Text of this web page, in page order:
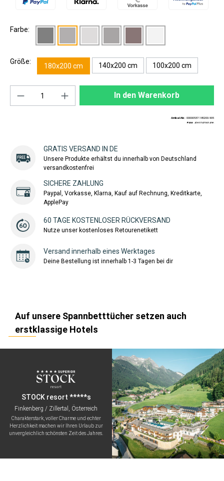
Farbe:
Größe:
180x200 cm 140x200 cm 100x200 cm
Produkt Anzahl: Gib den gewünschten
In den Warenkorb
Artikel-Nr.: 00000537-180200-905
EAN: 4260747991436
GRATIS VERSAND IN DE
Unsere Produkte erhältst du innerhalb von Deutschland
versandkostenfrei
SICHERE ZAHLUNG
Paypal, Vorkasse, Klarna, Kauf auf Rechnung, Kreditkarte,
ApplePay
60 TAGE KOSTENLOSER RÜCKVERSAND
Nutze unser kostenloses Retourenetikett
Versand innerhalb eines Werktages
Deine Bestellung ist innerhalb 1-3 Tagen bei dir
Auf unsere Spannbetttücher setzen auch
erstklassige Hotels
STOCK resort *****s
Finkenberg / Zillertal, Österreich
Charakterstark, voller Charme und echter
Herzlichkeit machen wir Ihren Urlaub zur
unvergleichlich schönsten Zeit des Jahres.